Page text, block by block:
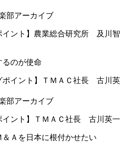
部アーカイブ
イント】農業総合研究所 及川智
るのが使命
部アーカイブ
イント】ＴＭＡＣ社長 古川英一
Ａを日本に根付かせたい